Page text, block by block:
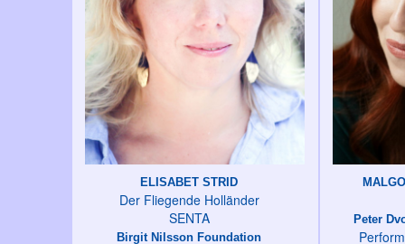
ELISABET STRID
Der Fliegende Holländer
SENTA
Birgit Nilsson Foundation
Peter